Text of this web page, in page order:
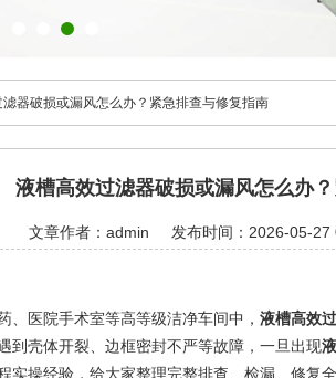
器破损或漏风怎么办？紧急排查与修复指南
液槽高效过滤器破损或漏风怎么办
文章作者：admin 发布时间：2026-05-27
、医院手术室等高等级洁净车间中， 液槽高效
到壳体开裂、边框密封不严等故障，一旦出现
实操经验，给大家整理完整排查、检漏、修复全